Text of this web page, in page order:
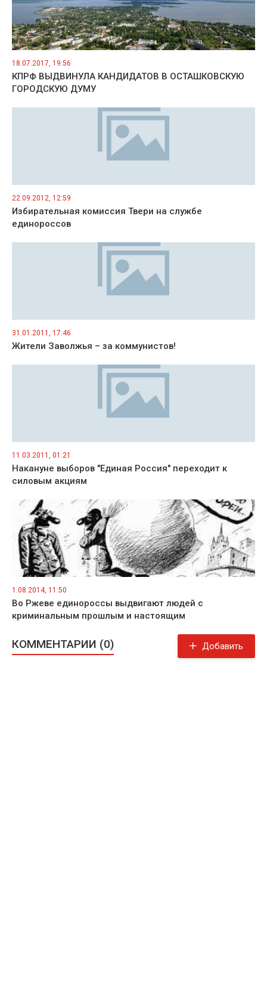
18.07.2017, 19:56
КПРФ ВЫДВИНУЛА КАНДИДАТОВ В ОСТАШКОВСКУЮ
ГОРОДСКУЮ ДУМУ
22.09.2012, 12:59
Избирательная комиссия Твери на службе
единороссов
31.01.2011, 17:46
Жители Заволжья – за коммунистов!
11.03.2011, 01:21
Накануне выборов "Единая Россия" переходит к
силовым акциям
1.08.2014, 11:50
Во Ржеве единороссы выдвигают людей с
криминальным прошлым и настоящим
КОММЕНТАРИИ (0) Добавить